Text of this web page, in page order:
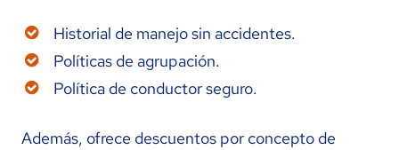
Historial de manejo sin accidentes.
Políticas de agrupación.
Política de conductor seguro.
Además, ofrece descuentos por concepto de